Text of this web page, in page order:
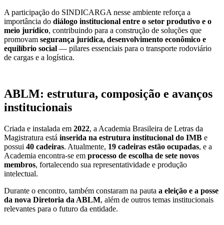
A participação do SINDICARGA nesse ambiente reforça a
importância do diálogo institucional entre o setor produtivo e o
meio jurídico, contribuindo para a construção de soluções que
promovam segurança jurídica, desenvolvimento econômico e
equilíbrio social — pilares essenciais para o transporte rodoviário
de cargas e a logística.
ABLM: estrutura, composição e avanços
institucionais
Criada e instalada em 2022, a Academia Brasileira de Letras da
Magistratura está inserida na estrutura institucional do IMB e
possui 40 cadeiras. Atualmente, 19 cadeiras estão ocupadas, e a
Academia encontra-se em processo de escolha de sete novos
membros, fortalecendo sua representatividade e produção
intelectual.
Durante o encontro, também constaram na pauta a eleição e a posse
da nova Diretoria da ABLM, além de outros temas institucionais
relevantes para o futuro da entidade.